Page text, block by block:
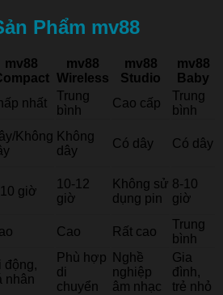
Phẩm mv88
mv88
mv88
Wireless
mv88
Studio
mv88
Baby
nhất
Trung
bình
Cao cấp
Trung
bình
Không Không
dây
Có dây Có dây
giờ
10-12
giờ
Không sử
dụng pin
8-10
giờ
Cao Rất cao
Trung
bình
động,
nhân
Phù hợp
di
chuyển
Nghề
nghiệp
âm nhạc
Gia
đình,
trẻ nhỏ